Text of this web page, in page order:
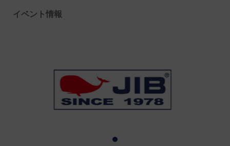
イベント情報
2